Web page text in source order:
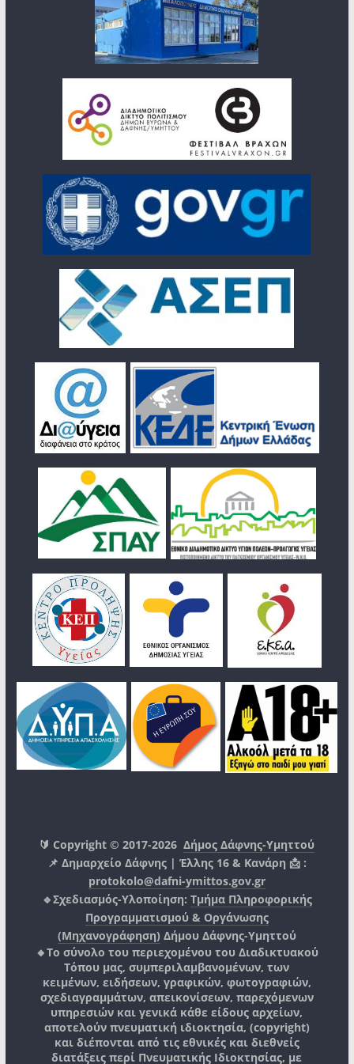
🔰 Copyright © 2017-2026Δήμος Δάφνης-Υμηττού
📌 Δημαρχείο Δάφνης | Έλλης 16 & Κανάρη 📩 :
protokolo@dafni-ymittos.gov.gr
🔹Σχεδιασμός-Υλοποίηση: Τμήμα Πληροφορικής
Προγραμματισμού & Οργάνωσης
(Μηχανογράφηση) Δήμου Δάφνης-Υμηττού
🔸Το σύνολο του περιεχομένου του Διαδικτυακού
Τόπου μας, συμπεριλαμβανομένων, των
κειμένων, ειδήσεων, γραφικών, φωτογραφιών,
σχεδιαγραμμάτων, απεικονίσεων, παρεχόμενων
υπηρεσιών και γενικά κάθε είδους αρχείων,
αποτελούν πνευματική ιδιοκτησία, (copyright)
και διέπονται από τις εθνικές και διεθνείς
διατάξεις περί Πνευματικής Ιδιοκτησίας, με